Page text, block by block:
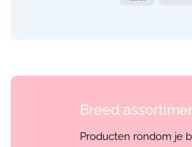
Breed
Producten rondom je